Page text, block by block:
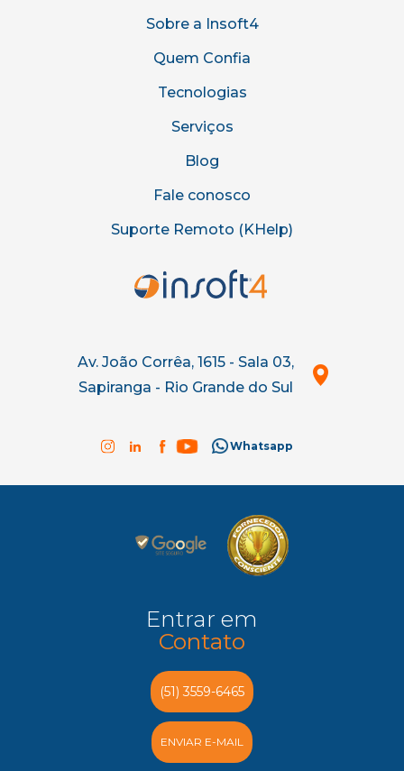
Sobre a Insoft4
Quem Confia
Tecnologias
Serviços
Blog
Fale conosco
Suporte Remoto (KHelp)
Av. João Corrêa, 1615 - Sala 03,
Sapiranga - Rio Grande do Sul
Whatsapp
Entrar em
Contato
(51) 3559-6465
ENVIAR E-MAIL